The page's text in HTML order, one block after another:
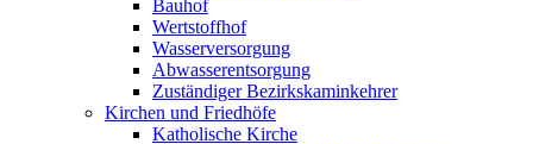
Bauhof
Wertstoffhof
Wasserversorgung
Abwasserentsorgung
Zuständiger Bezirkskaminkehrer
Kirchen und Friedhöfe
Katholische Kirche